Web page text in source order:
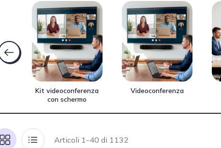
Kit videoconferenza
con schermo
Videoconferenza
Griglia Lista Articoli 1-40 di 1132